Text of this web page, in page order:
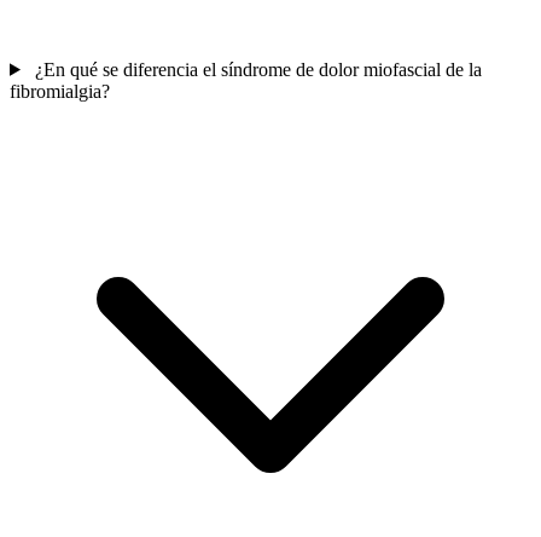
¿En qué se diferencia el síndrome de dolor miofascial de la
fibromialgia?